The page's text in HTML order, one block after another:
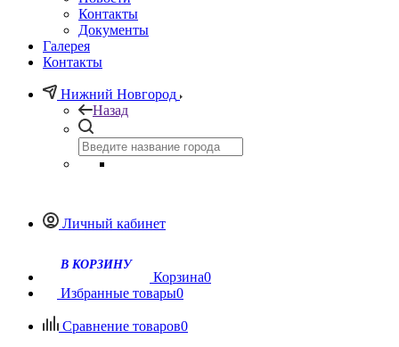
Контакты
Документы
Галерея
Контакты
Нижний Новгород
Назад
Личный кабинет
Корзина0
Избранные товары0
Сравнение товаров0